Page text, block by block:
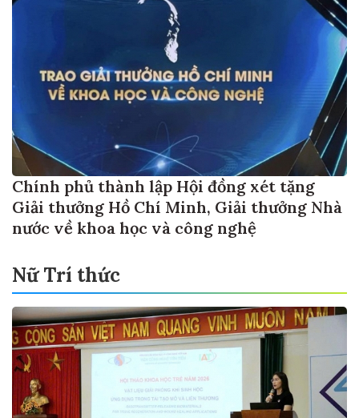
Chính phủ thành lập Hội đồng xét tặng
Giải thưởng Hồ Chí Minh, Giải thưởng Nhà
nước về khoa học và công nghệ
Nữ Trí thức